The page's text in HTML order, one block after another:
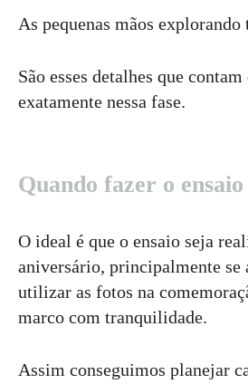
As pequenas mãos explorando
São esses detalhes que
exatamente nessa fase.
Quando fazer o
O ideal é que o ensaio seja
aniversário, principalmente se
utilizar as fotos na
marco com tranquilidade.
Assim conseguimos planejar